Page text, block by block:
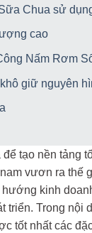
Chua sử
cao
Nấm Rơm
giữ nguyên
tạo nền tảng
vươn ra
kinh
Trong nội
tốt nhất các